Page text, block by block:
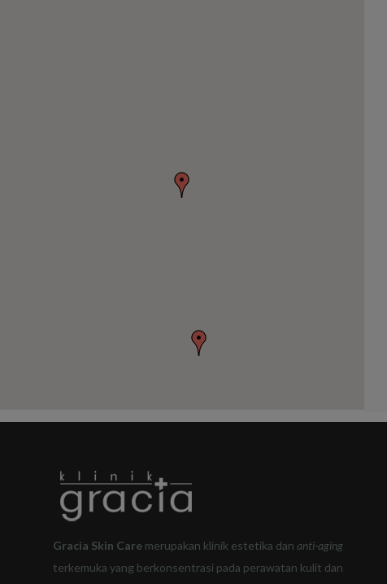
Gracia Skin Caremerupakan klinik estetika dan anti-aging
terkemuka yang berkonsentrasi pada perawatan kulit dan